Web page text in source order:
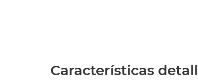
Características